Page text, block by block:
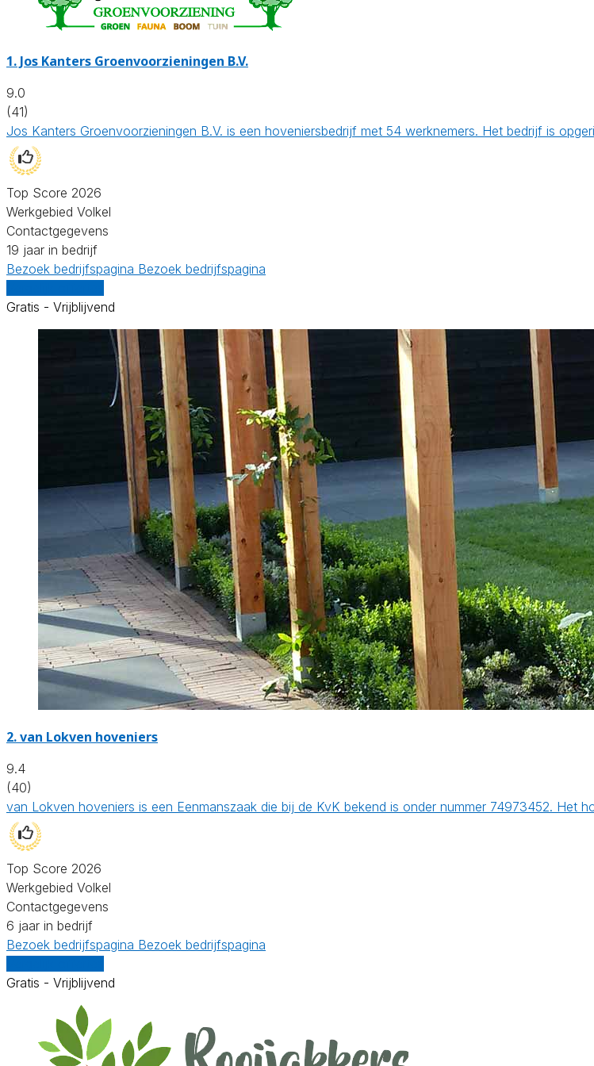
1. Jos Kanters Groenvoorzieningen B.V.
9.0
(41)
Jos Kanters Groenvoorzieningen B.V. is een hoveniersbedrijf met 54 werknemers. Het bedrijf is
Top Score 2026
Werkgebied Volkel
Contactgegevens
19 jaar in bedrijf
Bezoek bedrijfspagina Bezoek bedrijfspagina
Gratis - Vrijblijvend
2.van Lokven hoveniers
9.4
(40)
van Lokven hoveniers is een Eenmanszaak die bij de KvK bekend is onder nummer 74973452. Het
Top Score 2026
Werkgebied Volkel
Contactgegevens
6 jaar in bedrijf
Bezoek bedrijfspagina Bezoek bedrijfspagina
Gratis - Vrijblijvend